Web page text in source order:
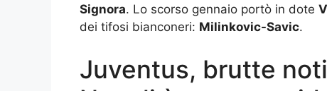
Signora. Lo scorso gennaio portò in dote
dei tifosi bianconeri: Milinkovic-Savic.
Juventus, brutte